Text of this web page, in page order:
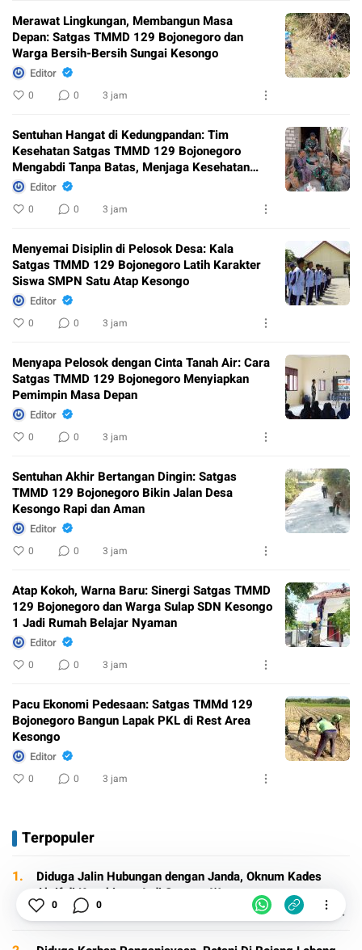
Merawat Lingkungan, Membangun Masa
Depan: Satgas TMMD 129 Bojonegoro dan
Warga Bersih-Bersih Sungai Kesongo
Editor
0 0 3 jam
Sentuhan Hangat di Kedungpandan: Tim
Kesehatan Satgas TMMD 129 Bojonegoro
Mengabdi Tanpa Batas, Menjaga Kesehatan
Warga
Editor
0 0 3 jam
Menyemai Disiplin di Pelosok Desa: Kala
Satgas TMMD 129 Bojonegoro Latih Karakter
Siswa SMPN Satu Atap Kesongo
Editor
0 0 3 jam
Menyapa Pelosok dengan Cinta Tanah Air: Cara
Satgas TMMD 129 Bojonegoro Menyiapkan
Pemimpin Masa Depan
Editor
0 0 3 jam
Sentuhan Akhir Bertangan Dingin: Satgas
TMMD 129 Bojonegoro Bikin Jalan Desa
Kesongo Rapi dan Aman
Editor
0 0 3 jam
Atap Kokoh, Warna Baru: Sinergi Satgas TMMD
129 Bojonegoro dan Warga Sulap SDN Kesongo
1 Jadi Rumah Belajar Nyaman
Editor
0 0 3 jam
Pacu Ekonomi Pedesaan: Satgas TMMd 129
Bojonegoro Bangun Lapak PKL di Rest Area
Kesongo
Editor
0 0 3 jam
Terpopuler
1.
Diduga Jalin Hubungan dengan Janda, Oknum Kades
Aktif di Kepahiang Jadi Sorotan Warga
24/07/2026
0 0